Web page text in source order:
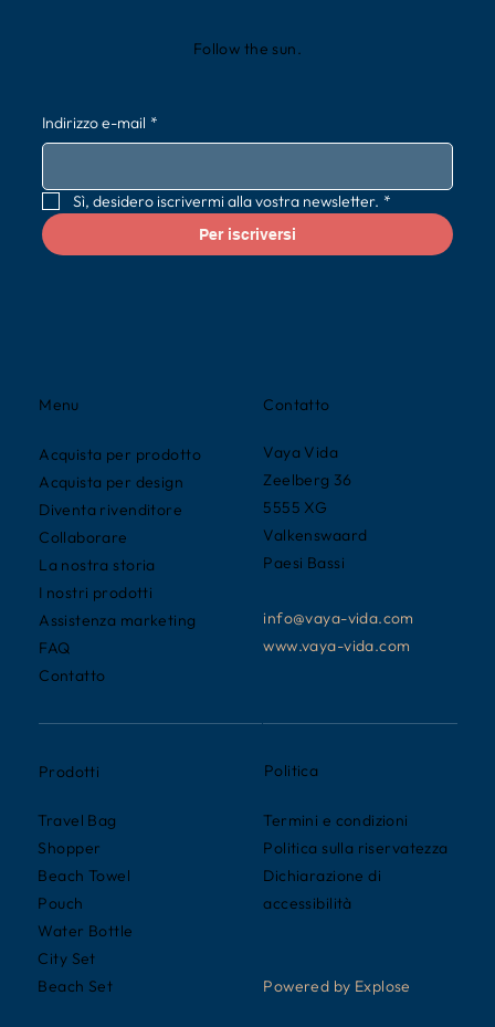
Contatto
Vaya Vida
Zeelberg 36
5555 XG
Valkenswaard
Paesi Bassi
info@vaya-vida.com
www.vaya-vida.com
Menu
Acquista per prodotto
Acquista per design
Diventa rivenditore
Collaborare
La nostra storia
I nostri prodotti
Assistenza marketing
FAQ
Contatto
Prodotti
Travel Bag
Shopper
Beach Towel
Pouch
Water Bottle
City Set
Beach Set
Politica
Termini e condizioni
Politica sulla riservatezza
Dichiarazione di
accessibilità
Powered by Explose
Follow the sun.
Indirizzo e-mail *
Sì, desidero iscrivermi alla vostra newsletter. *
Per iscriversi